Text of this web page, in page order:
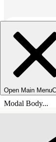
Open Main Menu
Modal Body...